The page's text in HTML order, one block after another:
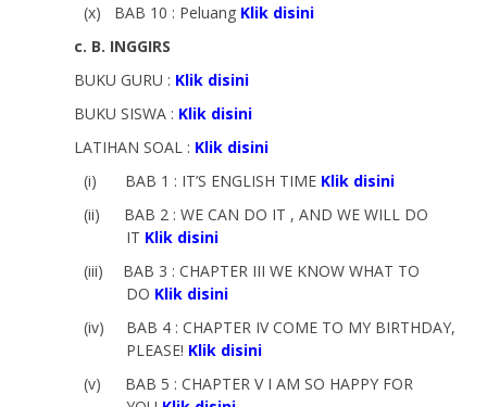
(x)
BAB 10 : Peluang Klik disini
c. B. INGGIRS
BUKU GURU : Klik disini
BUKU SISWA : Klik disini
LATIHAN SOAL : Klik disini
(i)
BAB 1 : IT’S ENGLISH TIME Klik disini
(ii)
BAB 2 : WE CAN DO IT , AND WE WILL DO
IT Klik disini
(iii)
BAB 3 : CHAPTER III WE KNOW WHAT TO
DO Klik disini
(iv)
BAB 4 : CHAPTER IV COME TO MY BIRTHDAY,
PLEASE! Klik disini
(v)
BAB 5 : CHAPTER V I AM SO HAPPY FOR